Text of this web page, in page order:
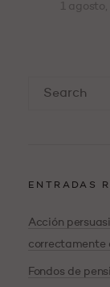
1 agosto,
ENTRADAS
Acción
correctamente
Fondos de